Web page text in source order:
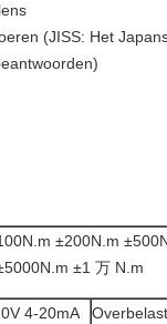
(JISS: Het
±200N.m
±1 万 N.m
4-20mA